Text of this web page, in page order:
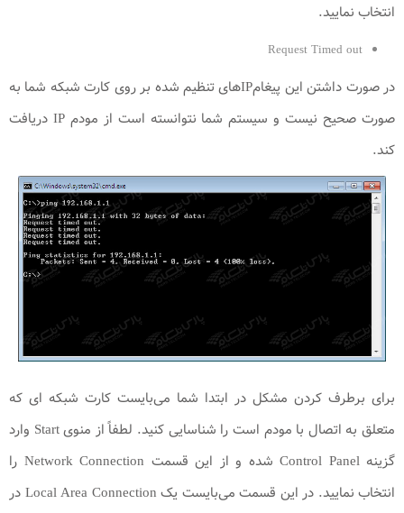
انتخاب نمایید.
Request Timed out
در صورت داشتن این پیغامIP‌های تنظیم شده بر روی کارت شبکه شما به
صورت صحیح نیست و سیستم شما نتوانسته است از مودم IP دریافت
کند.
برای برطرف کردن مشکل در ابتدا شما می‌بایست کارت شبکه ای که
متعلق به اتصال با مودم است را شناسایی کنید. لطفاً از منوی Start وارد
گزینه Control Panel شده و از این قسمت Network Connection را
انتخاب نمایید. در این قسمت می‌بایست یک Local Area Connection در